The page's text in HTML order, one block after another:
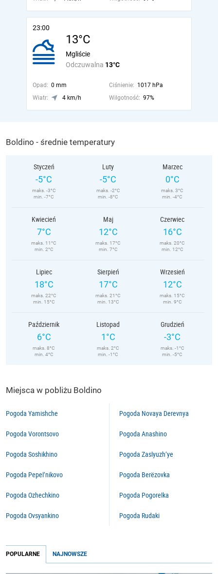
23:00
13°C
Odczuwalna 13°C
Mgliście
Opad: 0 mm Ciśnienie: 1017 hPa
Wiatr:
4 km/h Wilgotność: 97%
Boldino - średnie temperatury
Styczeń
-5°C
maks. -3°C
min. -7°C
Luty
-5°C
maks. -2°C
min. -8°C
Marzec
0°C
maks. 3°C
min. -4°C
Kwiecień
7°C
maks. 11°C
min. 2°C
Maj
12°C
maks. 17°C
min. 7°C
Czerwiec
16°C
maks. 20°C
min. 12°C
Lipiec
18°C
maks. 22°C
min. 15°C
Sierpień
17°C
maks. 21°C
min. 13°C
Wrzesień
12°C
maks. 15°C
min. 9°C
Październik
6°C
maks. 8°C
min. 4°C
Listopad
1°C
maks. 2°C
min. -1°C
Grudzień
-3°C
maks. -1°C
min. -5°C
Miejsca w pobliżu Boldino
Pogoda Yamishche
Pogoda Vorontsovo
Pogoda Soshikhino
Pogoda Pepel’nikovo
Pogoda Ozhechkino
Pogoda Ovsyankino
Pogoda Novaya Derevnya
Pogoda Anashino
Pogoda Zaslyuzh’ye
Pogoda Berëzovka
Pogoda Pogorelka
Pogoda Rudaki
POPULARNE NAJNOWSZE